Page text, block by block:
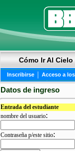
Cómo Ir Al Cielo
Inscribirse | Acceso a
Datos de ingreso
Entrada del estudiante
nombre del usuario:
Contraseña p/este sitio: